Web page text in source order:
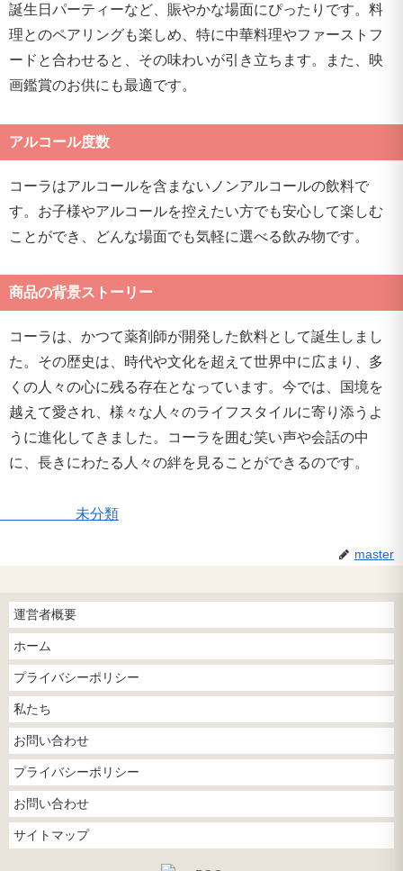
誕生日パーティーなど、賑やかな場面にぴったりです。料
理とのペアリングも楽しめ、特に中華料理やファーストフ
ードと合わせると、その味わいが引き立ちます。また、映
画鑑賞のお供にも最適です。
アルコール度数
コーラはアルコールを含まないノンアルコールの飲料で
す。お子様やアルコールを控えたい方でも安心して楽しむ
ことができ、どんな場面でも気軽に選べる飲み物です。
商品の背景ストーリー
コーラは、かつて薬剤師が開発した飲料として誕生しまし
た。その歴史は、時代や文化を超えて世界中に広まり、多
くの人々の心に残る存在となっています。今では、国境を
越えて愛され、様々な人々のライフスタイルに寄り添うよ
うに進化してきました。コーラを囲む笑い声や会話の中
に、長きにわたる人々の絆を見ることができるのです。
未分類
master
運営者概要
ホーム
プライバシーポリシー
私たち
お問い合わせ
プライバシーポリシー
お問い合わせ
サイトマップ